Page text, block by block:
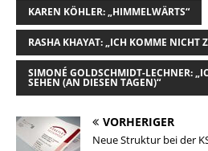
y
o
k
I
n
n
k
o
n
KAREN KÖHLER: „HIMMELWÄRTS“
RASHA KHAYAT: „ICH KOMME NICHT
SIMONÉ GOLDSCHMIDT-LECHNER:
SEHEN (AN DIESEN TAGEN)“
VORHERIGER
Neue Struktur bei der